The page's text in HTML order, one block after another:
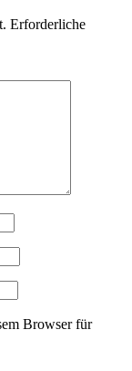
Erforderliche
Browser für